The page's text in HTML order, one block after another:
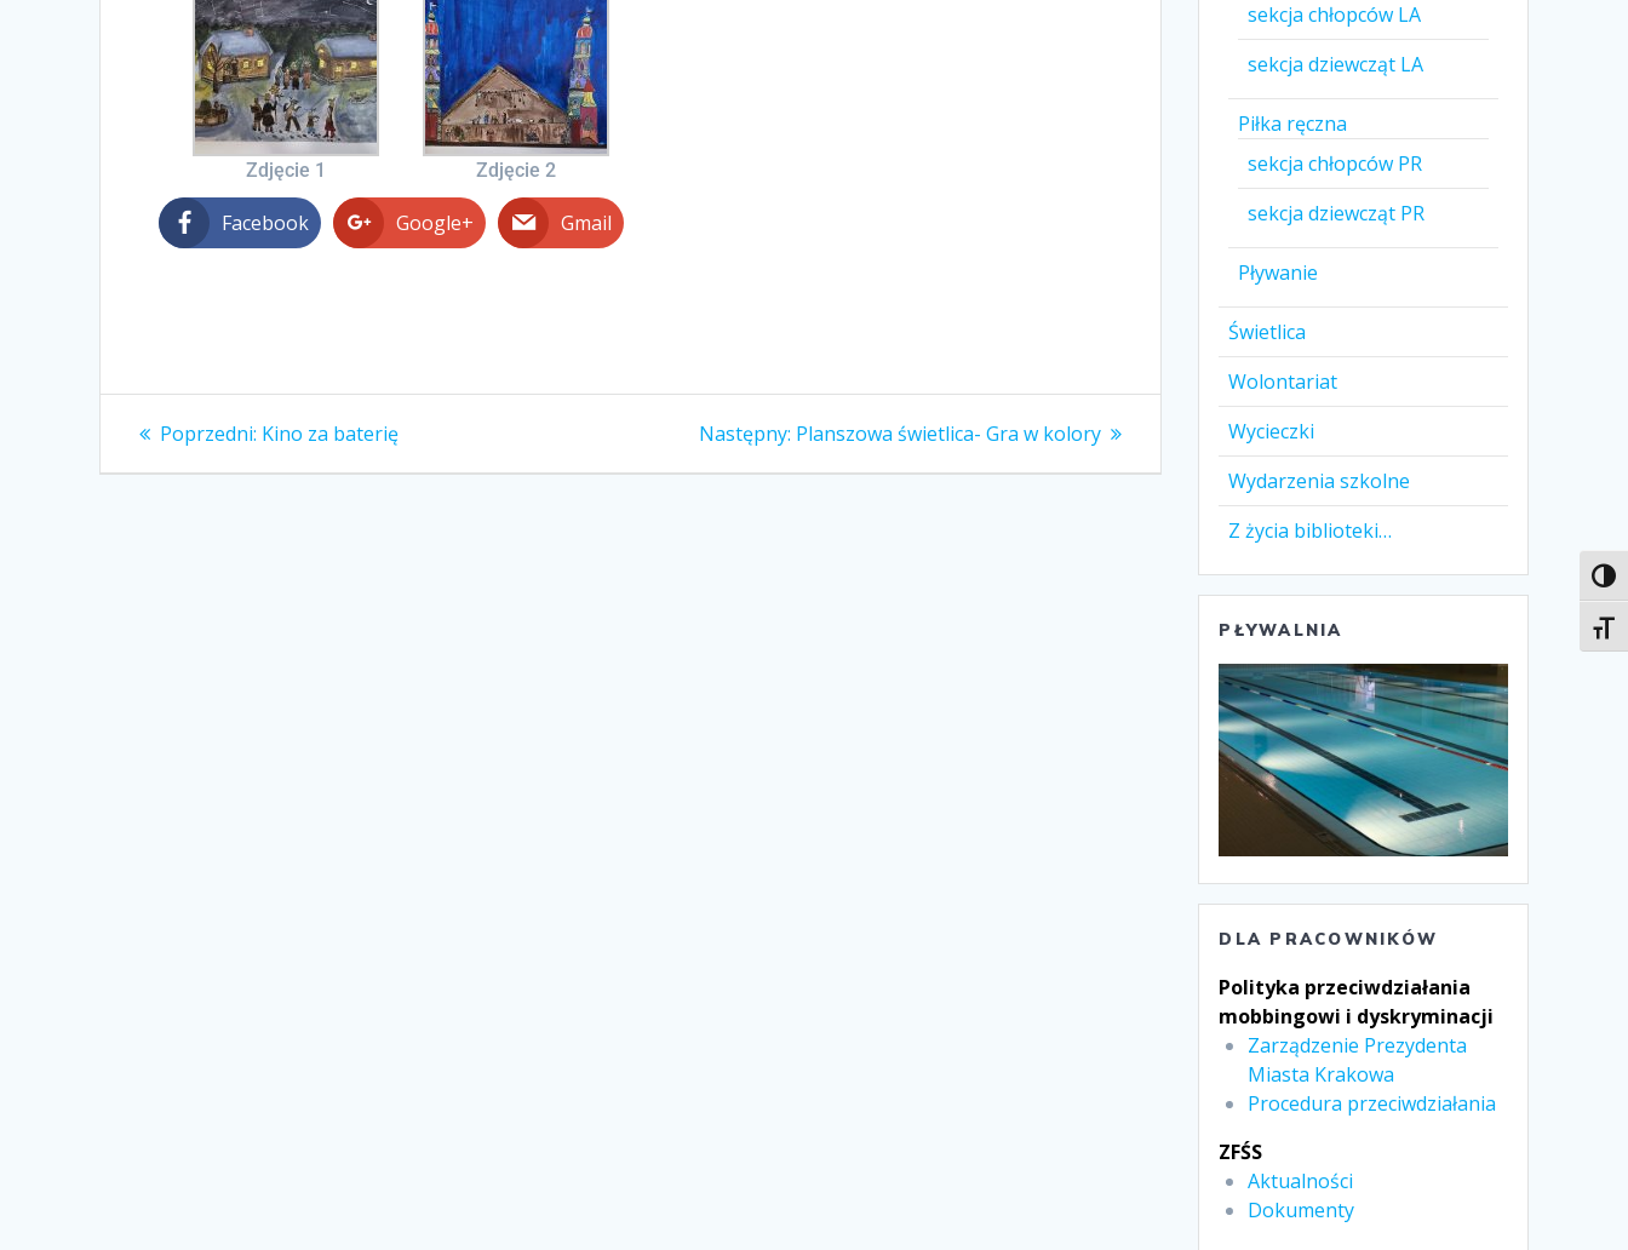
Zdjęcie 1 Zdjęcie 2
Facebook Google+ Gmail
Poprzedni: Kino za baterię Następny: Planszowa świetlica- Gra w kolory
sekcja chłopców LA
sekcja dziewcząt LA
Piłka ręczna
sekcja chłopców PR
sekcja dziewcząt PR
Pływanie
Świetlica
Wolontariat
Wycieczki
Wydarzenia szkolne
Z życia biblioteki…
PŁYWALNIA
DLA PRACOWNIKÓW
Polityka przeciwdziałania
mobbingowi i dyskryminacji
Zarządzenie Prezydenta
Miasta Krakowa
Procedura przeciwdziałania
ZFŚS
Aktualności
Dokumenty